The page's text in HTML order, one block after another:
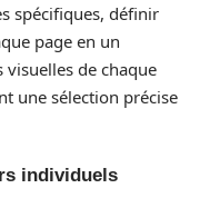
spécifiques, définir
page en un
de chaque
une sélection précise
individuels